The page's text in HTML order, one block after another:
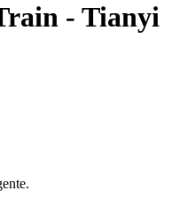
- Tianyi